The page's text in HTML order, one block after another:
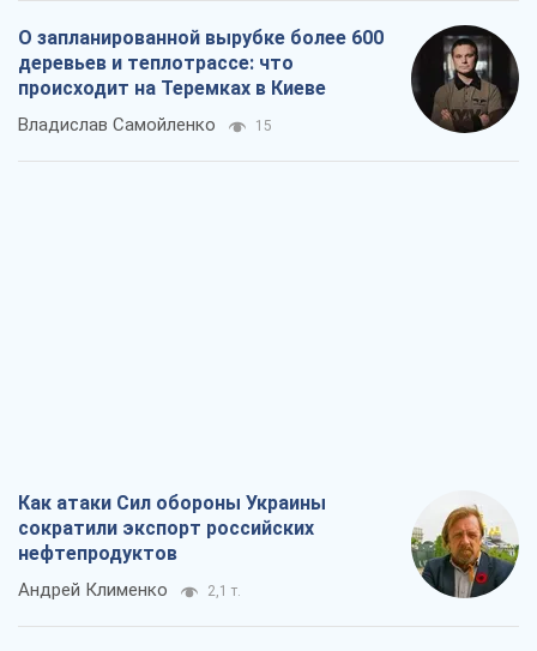
О запланированной вырубке более 600
деревьев и теплотрассе: что
происходит на Теремках в Киеве
Владислав Самойленко 15
Как атаки Сил обороны Украины
сократили экспорт российских
нефтепродуктов
Андрей Клименко 2,1 т.